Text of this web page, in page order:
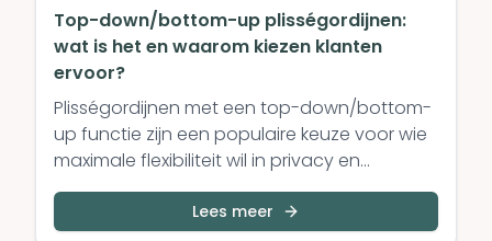
Top-down/bottom-up plisségordijnen:
wat is het en waarom kiezen klanten
ervoor?
Plisségordijnen met een top-down/bottom-
up functie zijn een populaire keuze voor wie
maximale flexibiliteit wil in privacy en
lichtinval. Maar wat ho...
Lees meer